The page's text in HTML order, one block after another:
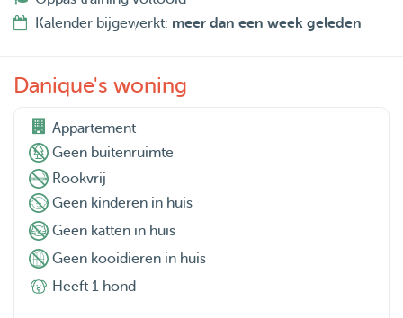
Kalender bijgewerkt: meer dan een week geleden
Danique's woning
Appartement
Geen buitenruimte
Rookvrij
Geen kinderen in huis
Geen katten in huis
Geen kooidieren in huis
Heeft 1 hond